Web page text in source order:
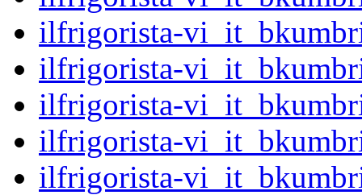
ilfrigorista-
ilfrigorista-
ilfrigorista-
ilfrigorista-
ilfrigorista-